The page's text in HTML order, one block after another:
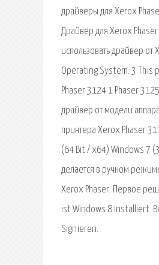
драйверы для Xerox
Драйвер для Xerox
использовать драйвер
Operating System. 3 This
Phaser 3124 1 Phaser
драйвер от модели
принтера Xerox Phaser
(64 Bit / x64) Windows 7
делается в ручном
Xerox Phaser. Первое
ist Windows 8 installiert.
Signieren.